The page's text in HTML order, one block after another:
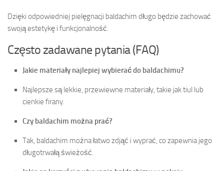
Dzięki odpowiedniej pielęgnacji baldachim długo będzie zachować
swoją estetykę i funkcjonalność.
Często zadawane pytania (FAQ)
Jakie materiały najlepiej wybierać do baldachimu?
Najlepsze są lekkie, przewiewne materiały, takie jak tiul lub
cienkie firany.
Czy baldachim można prać?
Tak, baldachim można łatwo zdjąć i wyprać, co zapewnia jego
długotrwałą świeżość.